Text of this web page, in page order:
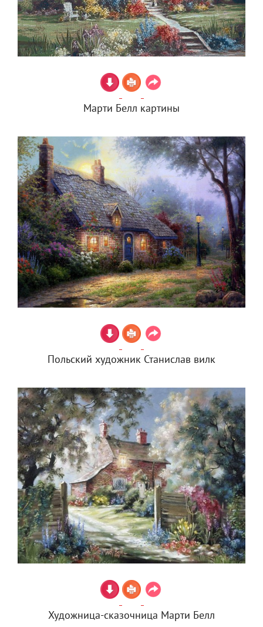
Марти Белл картины
Польский художник Станислав вилк
Художница-сказочница Марти Белл